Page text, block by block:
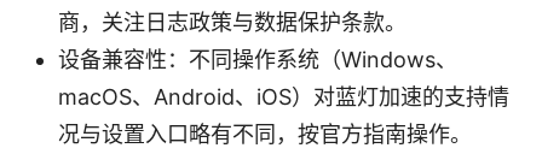
商，关注日志政策与数据保护条款。
设备兼容性：不同操作系统（Windows、
macOS、Android、iOS）对蓝灯加速的支持情
况与设置入口略有不同，按官方指南操作。